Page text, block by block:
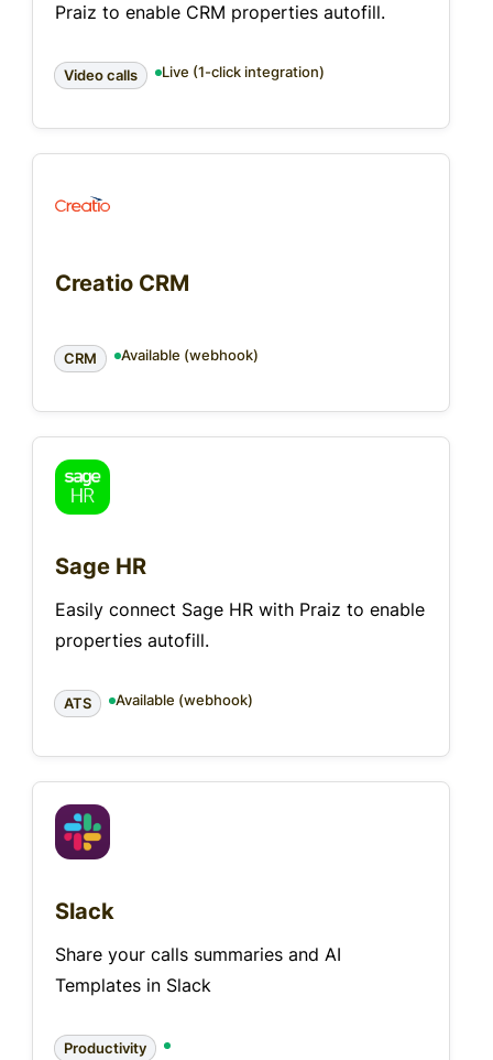
Praiz to enable CRM properties autofill.
Video calls Live (1-click integration)
Creatio CRM
CRM Available (webhook)
Sage HR
Easily connect Sage HR with Praiz to enable
properties autofill.
ATS Available (webhook)
Slack
Share your calls summaries and AI
Templates in Slack
Productivity